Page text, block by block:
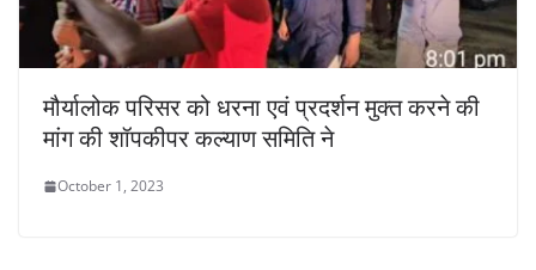
मौर्यालोक परिसर को धरना एवं प्रदर्शन मुक्त करने की
मांग की शॉपकीपर कल्याण समिति ने
October 1, 2023